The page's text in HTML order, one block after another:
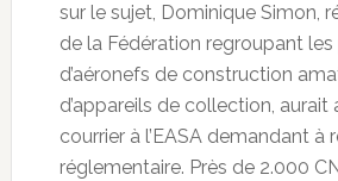
sur le sujet, Dominique Simon,
de la Fédération regroupant
d’aéronefs de construction
d’appareils de collection, aurait
courrier à l’EASA demandant à
réglementaire. Près de 2.000